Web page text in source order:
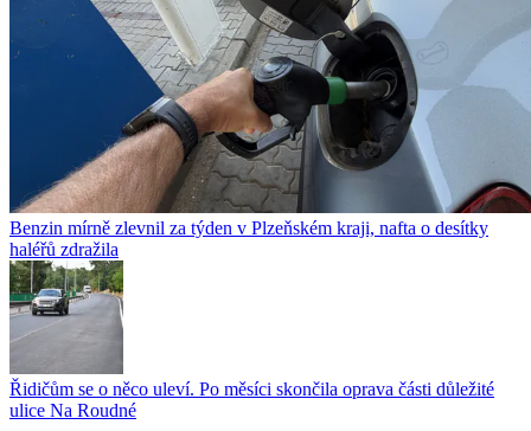
Benzin mírně zlevnil za týden v Plzeňském kraji, nafta o desítky
haléřů zdražila
Řidičům se o něco uleví. Po měsíci skončila oprava části důležité
ulice Na Roudné